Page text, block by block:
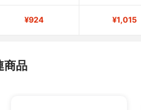
¥924 ¥1,015
商品